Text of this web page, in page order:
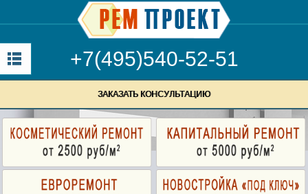
+7(495)540-52-51
ЗАКАЗАТЬ КОНСУЛЬТАЦИЮ